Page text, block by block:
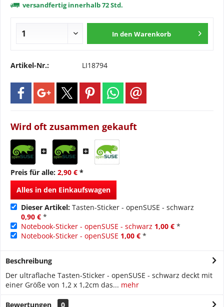
versandfertig innerhalb 72 Std.
In den Warenkorb
Artikel-Nr.: LI18794
Wird oft zusammen gekauft
Preis für alle: 2,90 € *
Alles in den Einkaufswagen
Dieser Artikel: Tasten-Sticker - openSUSE - schwarz
0,90 € *
Notebook-Sticker - openSUSE - schwarz 1,00 € *
Notebook-Sticker - openSUSE 1,00 € *
Beschreibung
Der ultraflache Tasten-Sticker - openSUSE - schwarz deckt mit
einer Größe von 1,2 x 1,2cm das... mehr
Bewertungen
0